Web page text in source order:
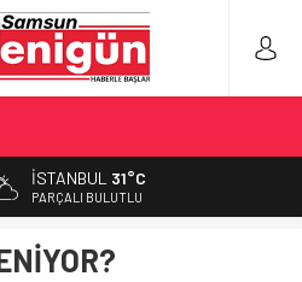
5’İNCİLİK!
EN BÜYÜK HATALAR
İSTANBUL 31°C
PARÇALI BULUTLU